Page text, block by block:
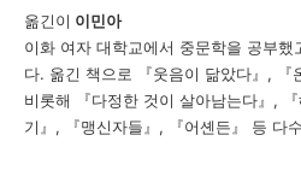
옮긴이 이민아
이화 여자 대학교에서 중문학을 공부했
다. 옮긴 책으로 『웃음이 닮았다』 , 『
비롯해
『다정한 것이 살아남는다』 , 『
기 』 , 『맹신자들 』 , 『어셴든 』 등 다